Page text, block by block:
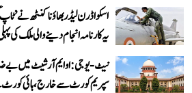
اسکواڈرن لیڈر بھاؤنا کنٹھ نے
یہ کارنامہ انجام دینے والی ملک کی
نیٹ-یو جی: او ایم آر شیٹ میں
سپریم کورٹ سے خارج، ہائی